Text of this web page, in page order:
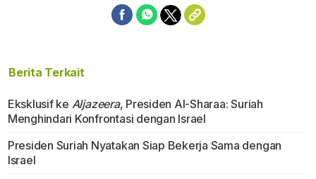
Berita Terkait
Eksklusif ke Aljazeera, Presiden Al-Sharaa: Suriah
Menghindari Konfrontasi dengan Israel
Presiden Suriah Nyatakan Siap Bekerja Sama dengan
Israel